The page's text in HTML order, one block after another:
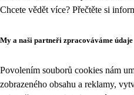
Chcete vědět více? Přečtěte si
My a naši partneři zpracováváme
Povolením souborů cookies nám
zobrazeného obsahu a reklamy,